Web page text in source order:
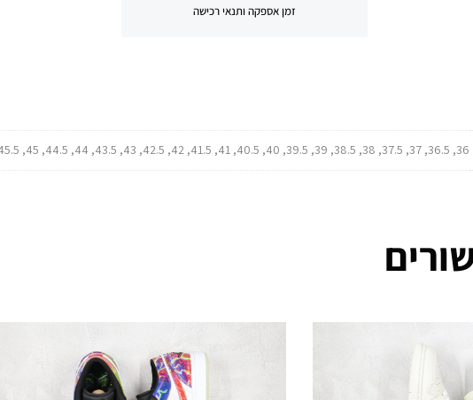
זמן אספקה ותנאי רכישה
36, 36.5, 37, 37.5, 38, 38.5, 39, 39.5, 40, 40.5, 41, 41.5, 42, 42.5, 43, 43.5, 44, 44.5, 45, 45.5, 46, 46.5, 47, 47.5